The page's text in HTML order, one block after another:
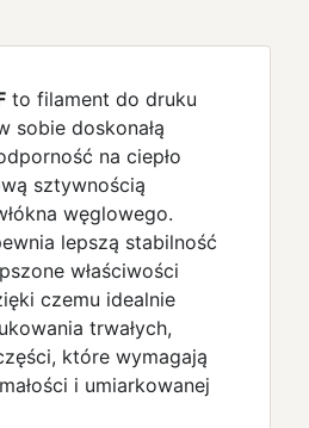
to filament do druku
sobie doskonałą
na ciepło
sztywnością
węglowego.
lepszą stabilność
właściwości
czemu idealnie
trwałych,
które wymagają
i umiarkowanej